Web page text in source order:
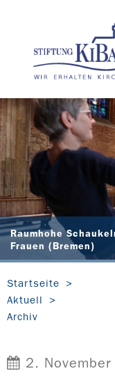
Raumhohe
Frauen (Bremen)
Startseite
Aktuell
Archiv
2.